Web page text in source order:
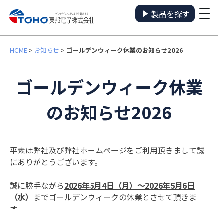
製品を探す
HOME > お知らせ > ゴールデンウィーク休業のお知らせ2026
ゴールデンウィーク休業
のお知らせ2026
平素は弊社及び弊社ホームページをご利用頂きまして誠
にありがとうございます。
誠に勝手ながら2026年5月4日（月）～2026年5月6日
（水） までゴールデンウィークの休業とさせて頂きま